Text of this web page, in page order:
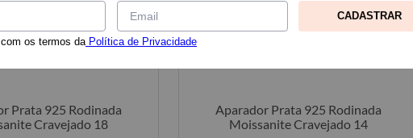
Prata 925 Rodinada
Cravejado 18
Aparador Prata 925 Rodinada
Moissanite Cravejado 14
CADASTRAR
os termos daPolítica de Privacidade